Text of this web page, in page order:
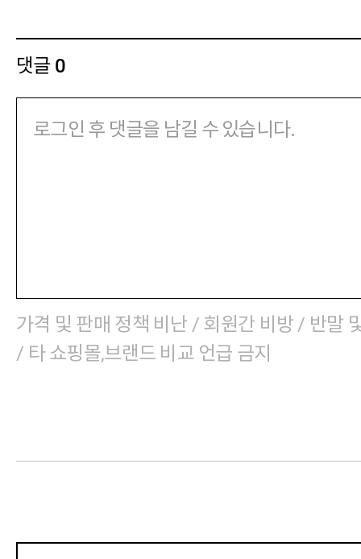
댓글 0
가격 및 판매 정책 비난 / 회원간 비방 / 반말
/ 타 쇼핑몰,브랜드 비교 언급 금지